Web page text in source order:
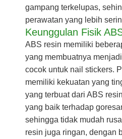
gampang terkelupas,
perawatan yang lebih
Keunggulan Fisik
ABS resin memiliki
yang membuatnya
cocok untuk nail stickers.
memiliki kekuatan yang
yang terbuat dari ABS
yang baik terhadap
sehingga tidak mudah
resin juga ringan, dengan